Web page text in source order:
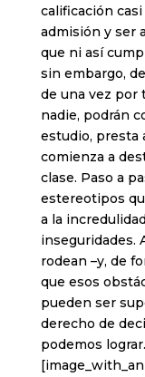
calificación
admisión y ser
que ni así
sin embargo,
de una vez por
nadie, podrán
estudio, presta
comienza a
clase. Paso a
estereotipos
a la
inseguridades.
rodean –y, de
que esos
pueden ser
derecho de
podemos